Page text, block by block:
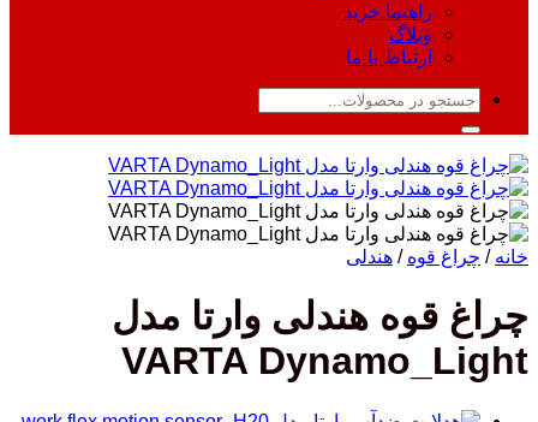
راهنما خرید
وبلاگ
ارتباط با ما
جستجو
خانه / چراغ قوه / هندلی
چراغ قوه هندلی وارتا مدل
VARTA Dynamo_Light